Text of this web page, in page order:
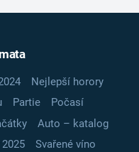
Nejlepší horory
Partie
Počasí
Auto – katalog
Svařené víno